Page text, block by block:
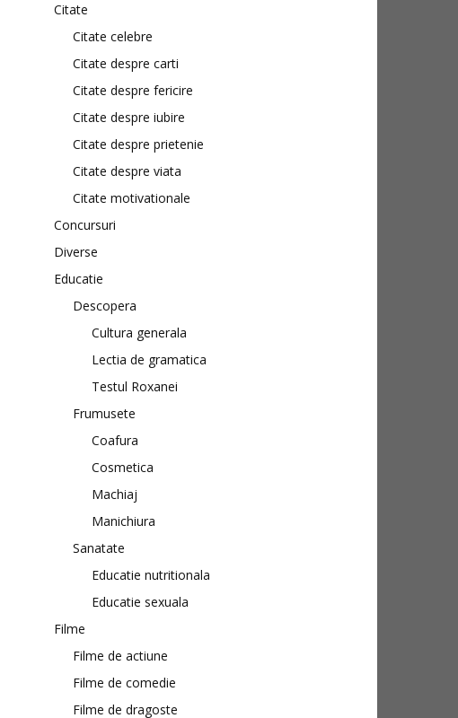
Citate
Citate celebre
Citate despre carti
Citate despre fericire
Citate despre iubire
Citate despre prietenie
Citate despre viata
Citate motivationale
Concursuri
Diverse
Educatie
Descopera
Cultura generala
Lectia de gramatica
Testul Roxanei
Frumusete
Coafura
Cosmetica
Machiaj
Manichiura
Sanatate
Educatie nutritionala
Educatie sexuala
Filme
Filme de actiune
Filme de comedie
Filme de dragoste